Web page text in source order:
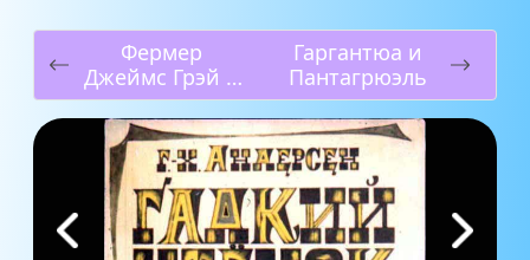
Фермер
Джеймс Грэй и
великанша
Клэншид
Гаргантюа и
Пантагрюэль